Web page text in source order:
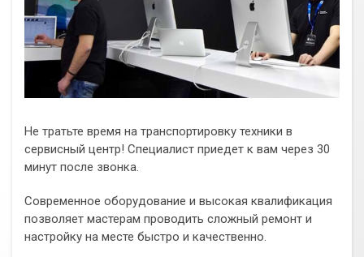
Не тратьте время на транспортировку техники в
сервисный центр! Специалист приедет к вам через 30
минут после звонка.
Современное оборудование и высокая квалификация
позволяет мастерам проводить сложный ремонт и
настройку на месте быстро и качественно.